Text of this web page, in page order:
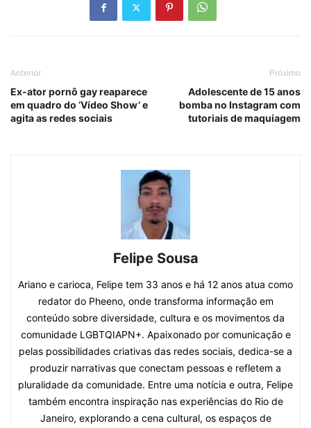
Anterior
Ex-ator pornô gay reaparece
em quadro do ‘Vídeo Show’ e
agita as redes sociais
Próximo
Adolescente de 15 anos
bomba no Instagram com
tutoriais de maquiagem
Felipe Sousa
Ariano e carioca, Felipe tem 33 anos e há 12 anos atua como
redator do Pheeno, onde transforma informação em
conteúdo sobre diversidade, cultura e os movimentos da
comunidade LGBTQIAPN+. Apaixonado por comunicação e
pelas possibilidades criativas das redes sociais, dedica-se a
produzir narrativas que conectam pessoas e refletem a
pluralidade da comunidade. Entre uma notícia e outra, Felipe
também encontra inspiração nas experiências do Rio de
Janeiro, explorando a cena cultural, os espaços de